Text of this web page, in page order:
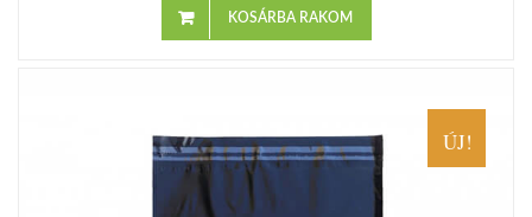
KOSÁRBA RAKOM
ÚJ!